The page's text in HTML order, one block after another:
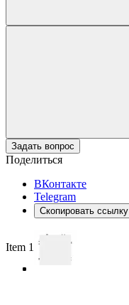
Задать вопрос
Поделиться
ВКонтакте
Telegram
Скопировать ссылку
Item 1 of 4